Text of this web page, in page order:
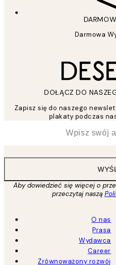
Darmowa
DOŁĄCZ DO
Zapisz się do naszego
plakaty podczas
Aby dowiedzieć się więcej o
przeczytaj naszą
O nas
Prasa
Wydawca
Career
Zrównoważony rozwój